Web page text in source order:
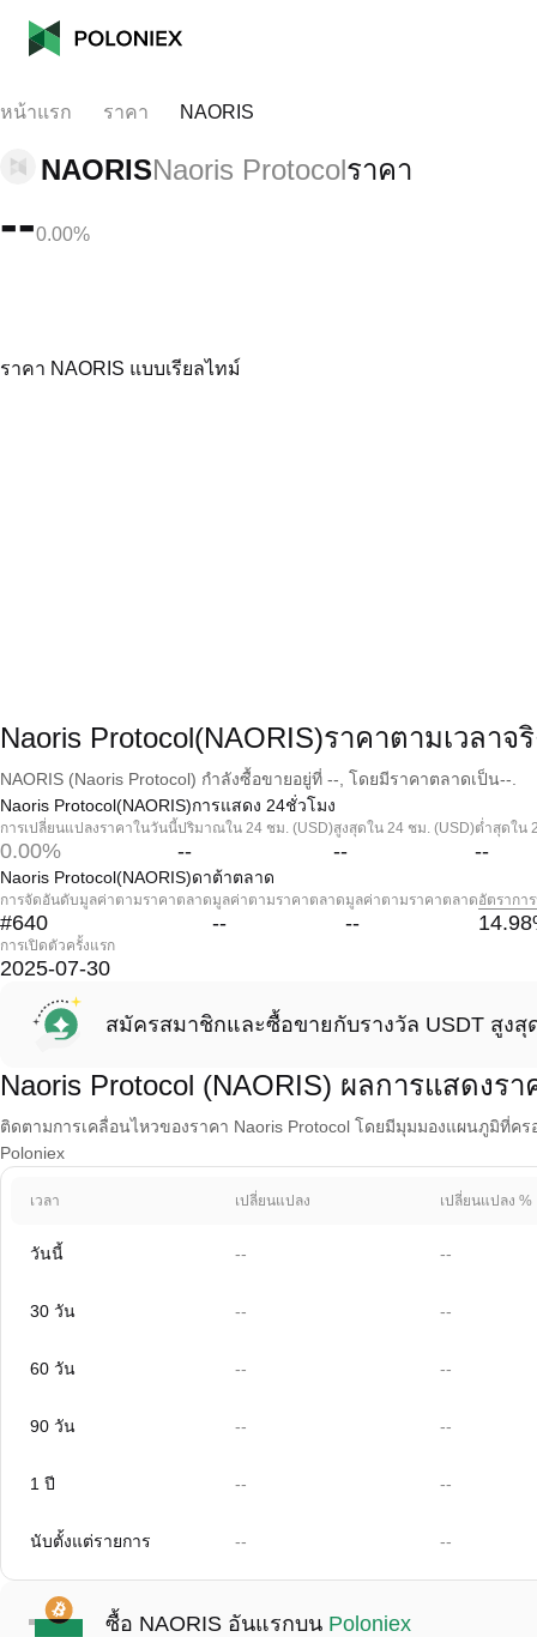
หน้าแรก ราคา NAORIS
NAORISNaoris Protocolราคา
--0.00%
ราคา NAORIS แบบเรียลไทม์
Naoris Protocol(NAORIS)ราคาตามเวลาจ
NAORIS (Naoris Protocol) กำลังซื้อขายอยู่ที่ --, โดยมีราคาตลาดเป็น--.
Naoris Protocol(NAORIS)การแสดง 24ชั่วโมง
การเปลี่ยนแปลงราคาในวันนี้
0.00%
ปริมาณใน 24 ชม. (USD)
--
สูงสุดใน 24 ชม. (USD)
--
ต่ำสุดใน
--
Naoris Protocol(NAORIS)ดาต้าตลาด
การจัดอันดับมูลค่าตามราคาตลาด
#640
มูลค่าตามราคาตลาด
--
มูลค่าตามราคาตลาด
--
อัตรากา
14.98
การเปิดตัวครั้งแรก
2025-07-30
สมัครสมาชิกและซื้อขายกับรางวัล USDT สูงสุ
Naoris Protocol (NAORIS) ผลการแสดงรา
ติดตามการเคลื่อนไหวของราคา Naoris Protocol โดยมีมุมมองแผนภูมิที่
Poloniex
เวลา เปลี่ยนแปลง เปลี่ยนแปลง %
วันนี้ -- --
30 วัน -- --
60 วัน -- --
90 วัน -- --
1 ปี -- --
นับตั้งแต่รายการ -- --
ซื้อ NAORIS อันแรกบน Poloniex